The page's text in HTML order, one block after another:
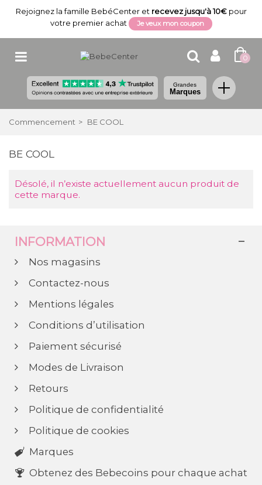
Rejoignez la famille BebéCenter et recevez jusqu'à 10€pour
votre premier achat
Je veux mon coupon
0
Grandes
Marques
Commencement > BE COOL
BE COOL
Désolé, il n’existe actuellement aucun produit de
cette marque.
INFORMATION
Nos magasins
Contactez-nous
Mentions légales
Conditions d’utilisation
Paiement sécurisé
Modes de Livraison
Retours
Politique de confidentialité
Politique de cookies
Marques
Obtenez des Bebecoins pour chaque achat